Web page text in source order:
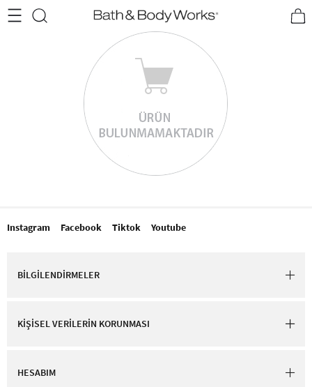
•2200₺ ve Üzeri Kargo Ücretsiz!• *Promosyon Detayları
Instagram Facebook Tiktok Youtube
BİLGİLENDİRMELER
KİŞİSEL VERİLERİN KORUNMASI
HESABIM